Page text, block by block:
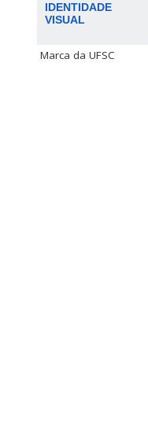
IDENTIDADE
VISUAL
Marca da UFSC